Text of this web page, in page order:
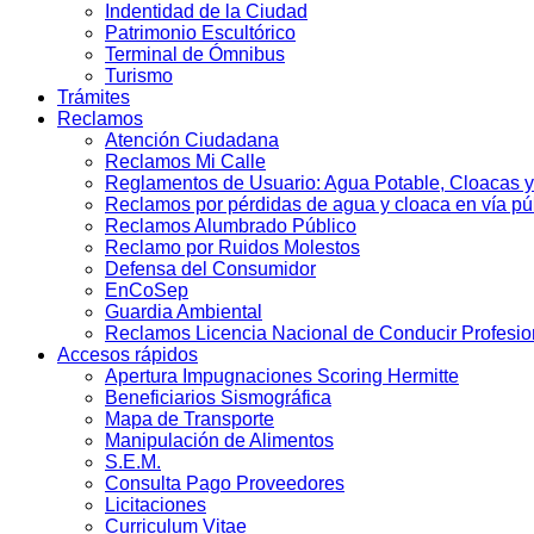
Indentidad de la Ciudad
Patrimonio Escultórico
Terminal de Ómnibus
Turismo
Trámites
Reclamos
Atención Ciudadana
Reclamos Mi Calle
Reglamentos de Usuario: Agua Potable, Cloacas
Reclamos por pérdidas de agua y cloaca en vía
Reclamos Alumbrado Público
Reclamo por Ruidos Molestos
Defensa del Consumidor
EnCoSep
Guardia Ambiental
Reclamos Licencia Nacional de Conducir
Accesos rápidos
Apertura Impugnaciones Scoring Hermitte
Beneficiarios Sismográfica
Mapa de Transporte
Manipulación de Alimentos
S.E.M.
Consulta Pago Proveedores
Licitaciones
Curriculum Vitae